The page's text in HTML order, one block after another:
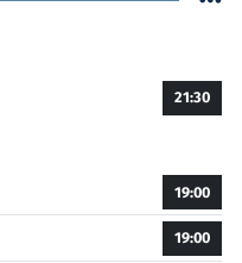
21:30
19:00
19:00